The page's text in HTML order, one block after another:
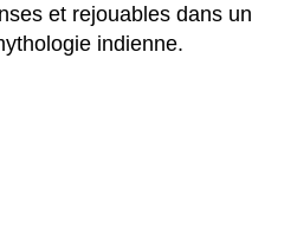
et rejouables dans un
indienne.